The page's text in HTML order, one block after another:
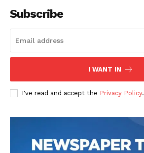
Subscribe
I WANT IN
I've read and accept the Privacy Policy.